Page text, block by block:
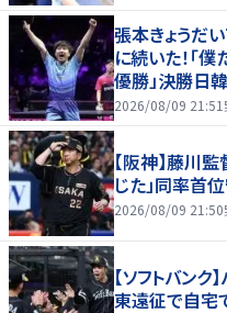
張本きょうだ
に続いた！「
優勝」決勝日
ンスで歓喜爆
2026/08/09 21:51
【阪神】藤川
じた」同率首
2026/08/09 21:50
【ソフトバン
東遠征で自宅